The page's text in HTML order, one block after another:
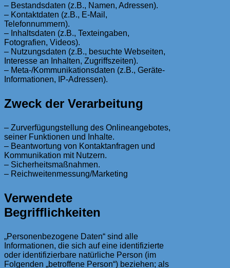
– Bestandsdaten (z.B., Namen, Adressen).
– Kontaktdaten (z.B., E-Mail,
Telefonnummern).
– Inhaltsdaten (z.B., Texteingaben,
Fotografien, Videos).
– Nutzungsdaten (z.B., besuchte Webseiten,
Interesse an Inhalten, Zugriffszeiten).
– Meta-/Kommunikationsdaten (z.B., Geräte-
Informationen, IP-Adressen).
Zweck der Verarbeitung
– Zurverfügungstellung des Onlineangebotes,
seiner Funktionen und Inhalte.
– Beantwortung von Kontaktanfragen und
Kommunikation mit Nutzern.
– Sicherheitsmaßnahmen.
– Reichweitenmessung/Marketing
Verwendete
Begrifflichkeiten
„Personenbezogene Daten“ sind alle
Informationen, die sich auf eine identifizierte
oder identifizierbare natürliche Person (im
Folgenden „betroffene Person“) beziehen; als